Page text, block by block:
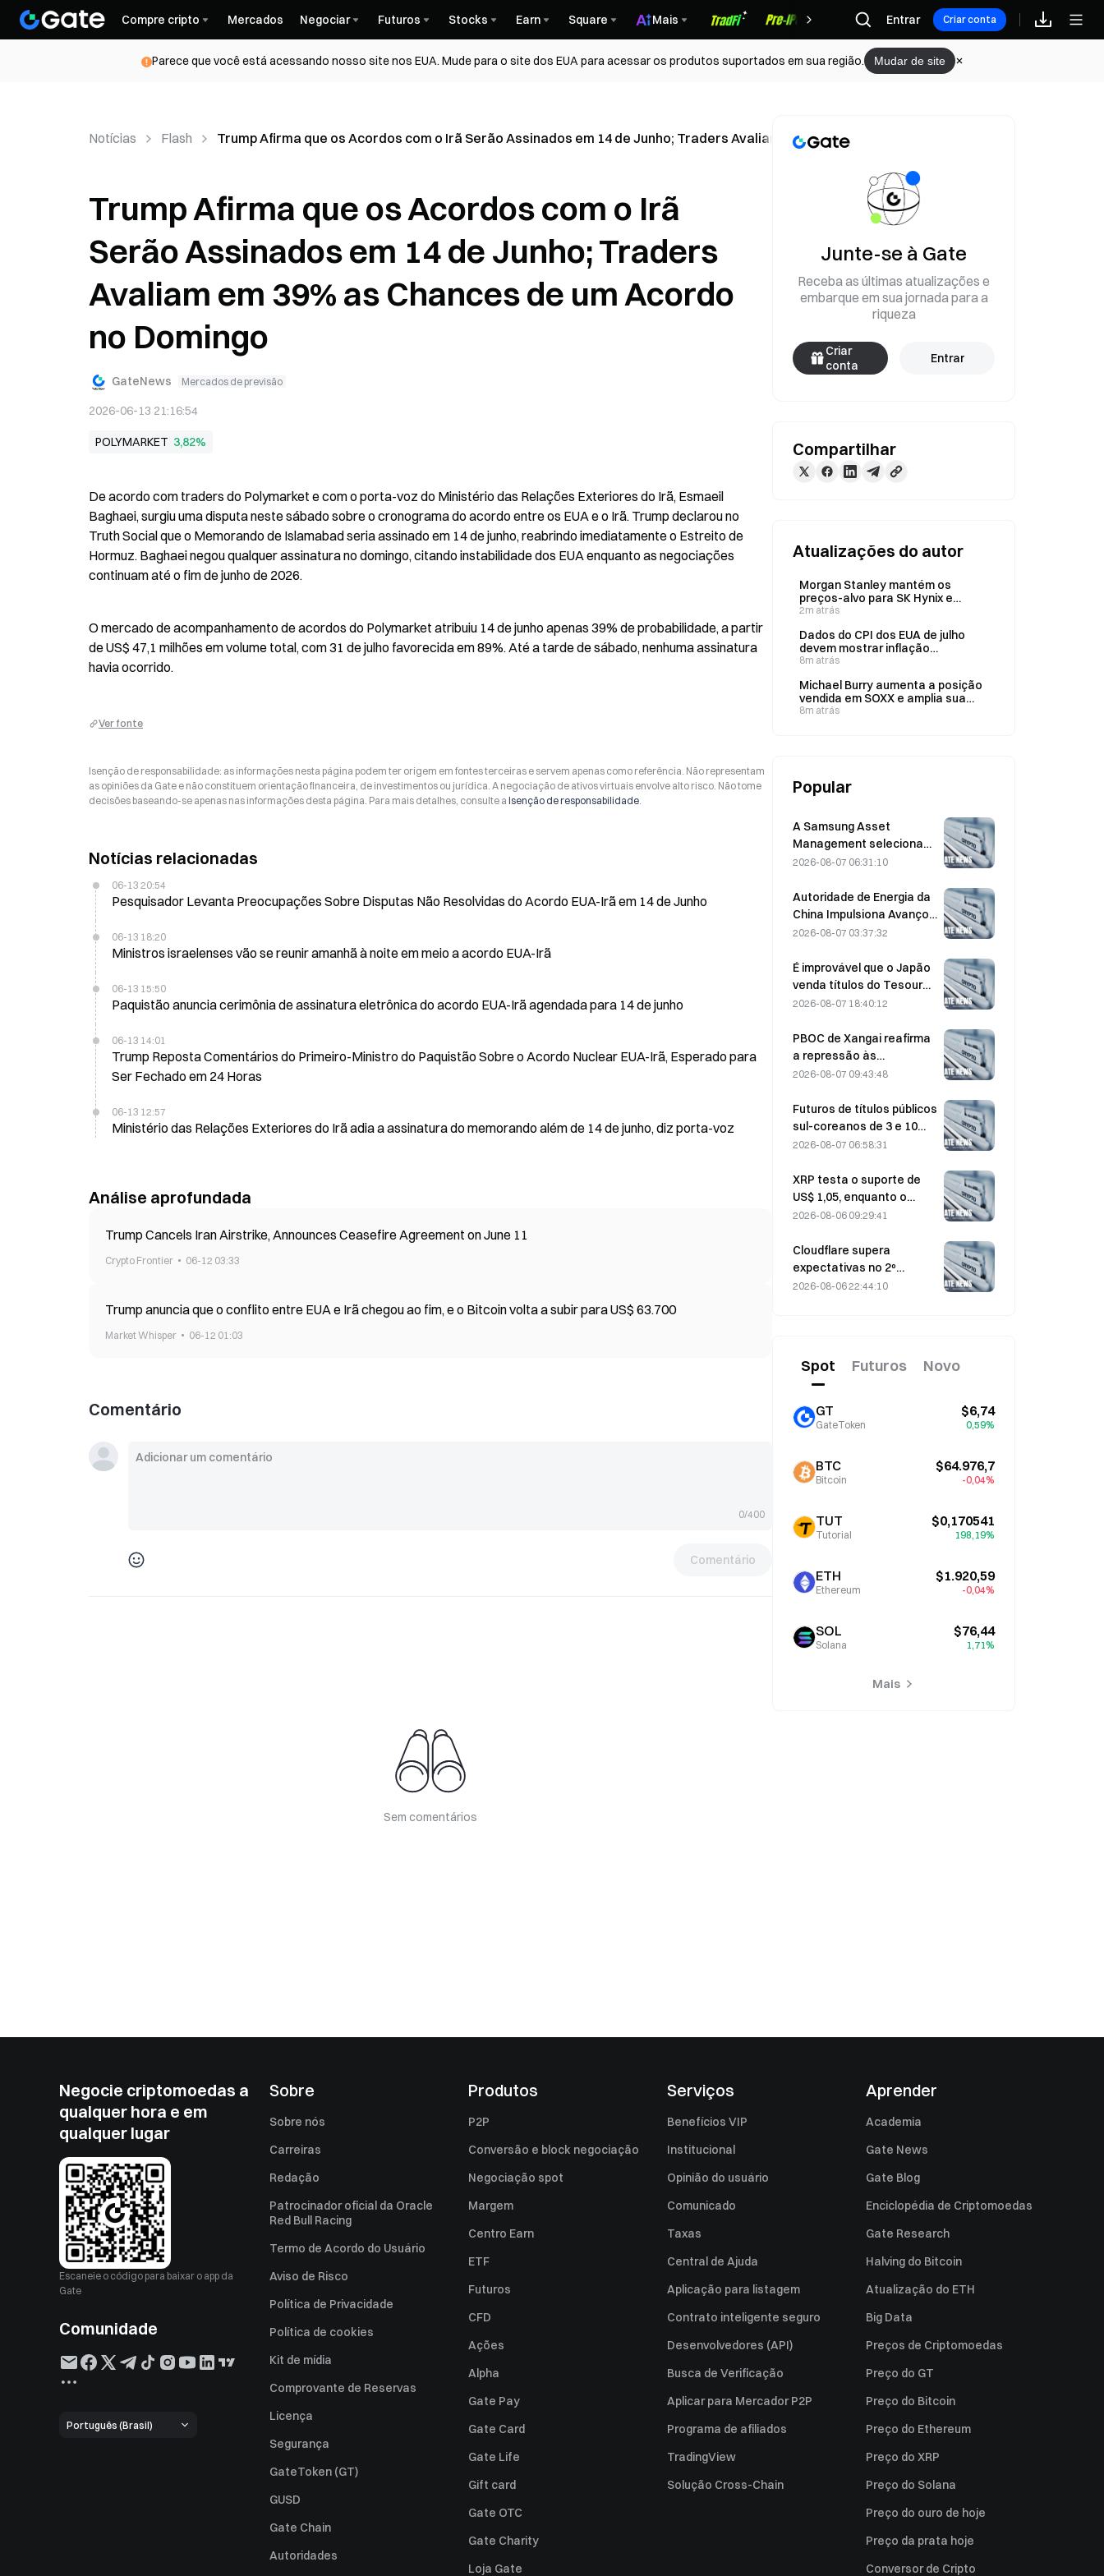
Compre cripto Mercados Negociar Futuros Stocks Earn Square Mais Recompensas
Entrar Criar conta
Parece que você está acessando nosso site nos EUA. Mude para o site dos EUA para acessar os produtos suportados em sua região. Mudar de site
Notícias Flash Trump Afirma que os Acordos com o Irã Serão Assinados em 14 de Junho; Traders Avaliam em 39% as Chances de um Acordo no Domingo
Trump Afirma que os Acordos com o Irã
Serão Assinados em 14 de Junho; Traders
Avaliam em 39% as Chances de um Acordo
no Domingo
GateNews Mercados de previsão
2026-06-13 21:16:54
POLYMARKET 3,82%
De acordo com traders do Polymarket e com o porta-voz do Ministério das Relações Exteriores do Irã, Esmaeil
Baghaei, surgiu uma disputa neste sábado sobre o cronograma do acordo entre os EUA e o Irã. Trump declarou no
Truth Social que o Memorando de Islamabad seria assinado em 14 de junho, reabrindo imediatamente o Estreito de
Hormuz. Baghaei negou qualquer assinatura no domingo, citando instabilidade dos EUA enquanto as negociações
continuam até o fim de junho de 2026.
O mercado de acompanhamento de acordos do Polymarket atribuiu 14 de junho apenas 39% de probabilidade, a partir
de US$ 47,1 milhões em volume total, com 31 de julho favorecida em 89%. Até a tarde de sábado, nenhuma assinatura
havia ocorrido.
Ver fonte
Isenção de responsabilidade: as informações nesta página podem ter origem em fontes terceiras e servem apenas como referência. Não representam
as opiniões da Gate e não constituem orientação financeira, de investimentos ou jurídica. A negociação de ativos virtuais envolve alto risco. Não tome
decisões baseando-se apenas nas informações desta página. Para mais detalhes, consulte a Isenção de responsabilidade.
Notícias relacionadas
06-13 20:54
Pesquisador Levanta Preocupações Sobre Disputas Não Resolvidas do Acordo EUA-Irã em 14 de Junho
06-13 18:20
Ministros israelenses vão se reunir amanhã à noite em meio a acordo EUA-Irã
06-13 15:50
Paquistão anuncia cerimônia de assinatura eletrônica do acordo EUA-Irã agendada para 14 de junho
06-13 14:01
Trump Reposta Comentários do Primeiro-Ministro do Paquistão Sobre o Acordo Nuclear EUA-Irã, Esperado para
Ser Fechado em 24 Horas
06-13 12:57
Ministério das Relações Exteriores do Irã adia a assinatura do memorando além de 14 de junho, diz porta-voz
Análise aprofundada
Trump Cancels Iran Airstrike, Announces Ceasefire Agreement on June 11
Crypto Frontier 06-12 03:33
Trump anuncia que o conflito entre EUA e Irã chegou ao fim, e o Bitcoin volta a subir para US$ 63.700
Market Whisper 06-12 01:03
Comentário
0/400
Comentário
Sem comentários
Junte-se à Gate
Receba as últimas atualizações e
embarque em sua jornada para a
riqueza
Criar
conta
Entrar
Compartilhar
Atualizações do autor
Morgan Stanley mantém os
preços-alvo para SK Hynix e
Samsung e sinaliza o fim da
2m atrás
Dados do CPI dos EUA de julho
devem mostrar inflação
subjacente de 0,2% na
comparação anual
8m atrás
Michael Burry aumenta a posição
vendida em SOXX e amplia sua
participação em cinco ações em 9
8m atrás
Popular
A Samsung Asset
Management seleciona
três parceiros de capital
fundo de KRW 90 bilhões
2026-08-07 06:31:10
Autoridade de Energia da
China Impulsiona Avanços
em Semicondutores de
UHV
2026-08-07 03:37:32
É improvável que o Japão
venda títulos do Tesouro
dos EUA de prazo médio
intervenção; o impacto
sobre os rendimentos de
longo prazo é limitado
2026-08-07 18:40:12
PBOC de Xangai reafirma
a repressão às
criptomoedas em
realizada em 4 de agosto
2026-08-07 09:43:48
Futuros de títulos públicos
sul-coreanos de 3 e 10
anos caem em 7 de
próxima semana
2026-08-07 06:58:31
XRP testa o suporte de
US$ 1,05, enquanto o
Ethereum se mantém em
baixo volume
2026-08-06 09:29:41
Cloudflare supera
expectativas no 2º
trimestre, com receita de
2026-08-06 22:44:10
Spot Futuros Novo
GT
GateToken
$6,74
0,59%
BTC
Bitcoin
$64.976,7
-0,04%
TUT
Tutorial
$0,170541
198,19%
ETH
Ethereum
$1.920,59
-0,04%
SOL
Solana
$76,44
1,71%
Mais
Negocie criptomoedas a
qualquer hora e em
qualquer lugar
Escaneie o código para baixar o app da
Gate
Comunidade
Português (Brasil)
Sobre
Sobre nós
Carreiras
Redação
Patrocinador oficial da Oracle
Red Bull Racing
Termo de Acordo do Usuário
Aviso de Risco
Política de Privacidade
Política de cookies
Kit de mídia
Comprovante de Reservas
Licença
Segurança
GateToken (GT)
GUSD
Gate Chain
Autoridades
Produtos
P2P
Conversão e block negociação
Negociação spot
Margem
Centro Earn
ETF
Futuros
CFD
Ações
Alpha
Gate Pay
Gate Card
Gate Life
Gift card
Gate OTC
Gate Charity
Loja Gate
Serviços
Benefícios VIP
Institucional
Opinião do usuário
Comunicado
Taxas
Central de Ajuda
Aplicação para listagem
Contrato inteligente seguro
Desenvolvedores (API)
Busca de Verificação
Aplicar para Mercador P2P
Programa de afiliados
TradingView
Solução Cross-Chain
Aprender
Academia
Gate News
Gate Blog
Enciclopédia de Criptomoedas
Gate Research
Halving do Bitcoin
Atualização do ETH
Big Data
Preços de Criptomoedas
Preço do GT
Preço do Bitcoin
Preço do Ethereum
Preço do XRP
Preço do Solana
Preço do ouro de hoje
Preço da prata hoje
Conversor de Cripto